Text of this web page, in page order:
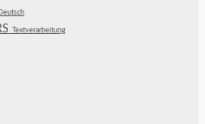
Textverarbeitung